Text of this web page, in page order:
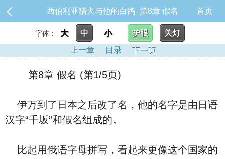
西伯利亚猎犬与他的白鸽_第8章 假名 首页
字体： 大 中 小 护眼
关灯
上一章
目录 下一页
第8章 假名 (第1/5页)
伊万到了日本之后改了名，他的名字是由日语
汉字“千坂”和假名组成的。
比起用俄语字母拼写，看起来更像这个国家的